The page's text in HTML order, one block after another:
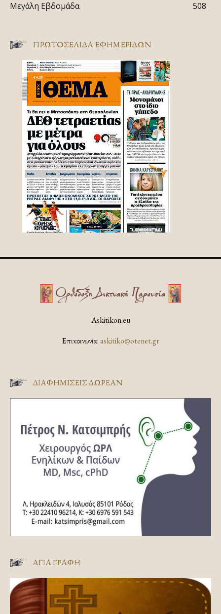
Μεγάλη Εβδομάδα
508
ΠΡΩΤΟΣΈΛΙΔΑ ΕΦΗΜΕΡΊΔΩΝ
Askitikon.eu
Επικοινωνία:askitiko@otenet.gr
ΔΙΑΦΗΜΊΣΕΙΣ ΔΩΡΕΆΝ
ΑΓΊΑ ΓΡΑΦΉ